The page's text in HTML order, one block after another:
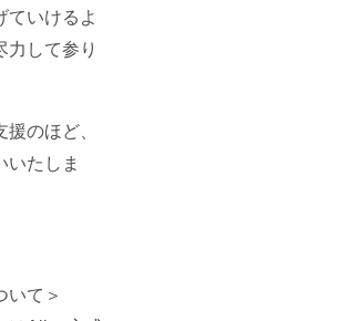
ていけるよ
力して参り
のほど、
いたしま
いて＞